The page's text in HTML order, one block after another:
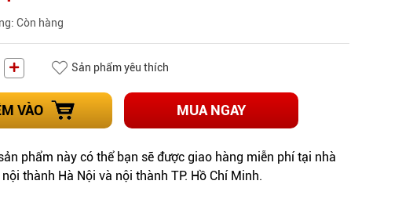
Còn hàng
Sản phẩm yêu thích
VÀO MUA NGAY
phẩm này có thể bạn sẽ được giao hàng miễn phí tại nhà
thành Hà Nội và nội thành TP. Hồ Chí Minh.